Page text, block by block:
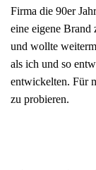
Firma die 90er
eine eigene Brand
und wollte
als ich und so
entwickelten. Für
zu probieren.